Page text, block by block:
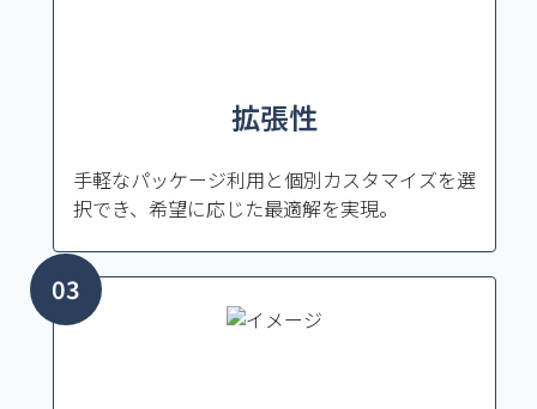
拡張性
手軽なパッケージ利用と個別カスタマイズを選
択でき、希望に応じた最適解を実現。